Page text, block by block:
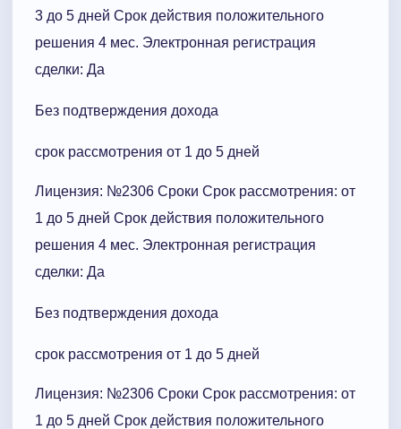
3 до 5 дней Срок действия положительного
решения 4 мес. Электронная регистрация
сделки: Да
Без подтверждения дохода
срок рассмотрения от 1 до 5 дней
Лицензия: №2306 Сроки Cрок рассмотрения: от
1 до 5 дней Срок действия положительного
решения 4 мес. Электронная регистрация
сделки: Да
Без подтверждения дохода
срок рассмотрения от 1 до 5 дней
Лицензия: №2306 Сроки Cрок рассмотрения: от
1 до 5 дней Срок действия положительного